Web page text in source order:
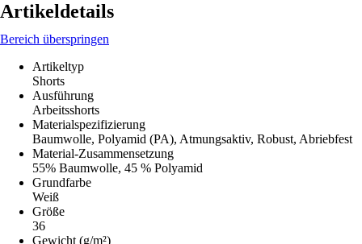
Artikeldetails
Bereich überspringen
Artikeltyp
Shorts
Ausführung
Arbeitsshorts
Materialspezifizierung
Baumwolle, Polyamid (PA), Atmungsaktiv, Robust, Abriebfest
Material-Zusammensetzung
55% Baumwolle, 45 % Polyamid
Grundfarbe
Weiß
Größe
36
Gewicht (g/m²)